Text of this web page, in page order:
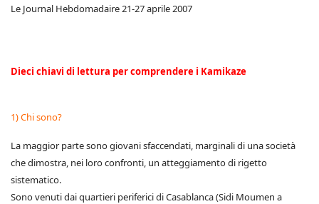
Le Journal Hebdomadaire 21-27 aprile 2007
Dieci chiavi di lettura per comprendere i Kamikaze
1) Chi sono?
La maggior parte sono giovani sfaccendati, marginali di una società
che dimostra, nei loro confronti, un atteggiamento di rigetto
sistematico.
Sono venuti dai quartieri periferici di Casablanca (Sidi Moumen a